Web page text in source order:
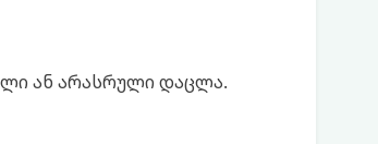
ან არასრული დაცლა.